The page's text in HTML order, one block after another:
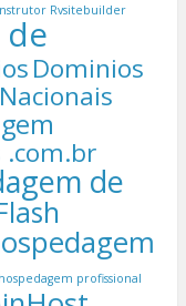
Rvsitebuilder
de
Dominios
.com.br
de
hospedagem profissional